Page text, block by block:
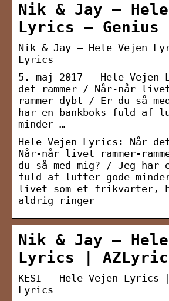
Nik & Jay –
Lyrics – Genius
Nik & Jay – Hele Vejen
Lyrics
5. maj 2017 — Hele Vejen
det rammer / Når-når livet
rammer dybt / Er du så
har en bankboks fuld af
minder …
Hele Vejen Lyrics: Når
Når-når livet rammer-
du så med mig? / Jeg har
fuld af lutter gode
livet som et frikvarter,
aldrig ringer
Nik & Jay –
Lyrics |
KESI – Hele Vejen Lyrics
Lyrics